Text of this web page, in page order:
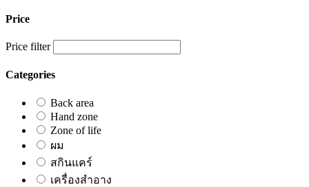
Price
Price filter
Categories
Back area
Hand zone
Zone of life
ผม
สกินแคร์
เครื่องสำอาง